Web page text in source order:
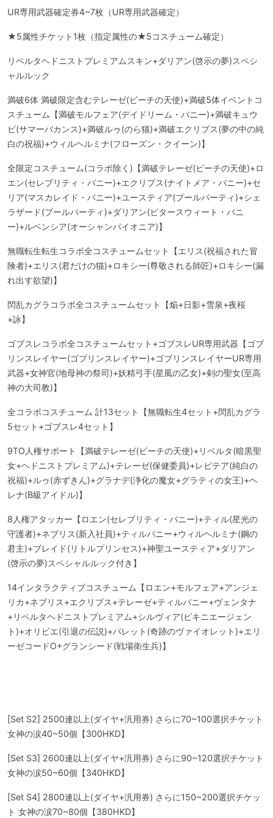
UR専用武器確定券4~7枚（UR専用武器確定）
★5属性チケット1枚（指定属性の★5コスチューム確定）
リベルタヘドニストプレミアムスキン+ダリアン(啓示の夢)スペシ
ャルルック
満破6体 満破限定含むテレーゼ(ビーチの天使)+満破5体イベントコ
スチューム【満破モルフェア(デイドリーム・バニー)+満破キュウ
ビ(サマーバカンス)+満破ルゥ(のら猫)+満破エクリプス(夢の中の純
白の祝福)+ウィルヘルミナ(フローズン・クイーン)】
全限定コスチューム(コラボ除く)【満破テレーゼ(ビーチの天使)+ロ
エン(セレブリティ・バニー)+エクリプス(ナイトメア・バニー)+セ
リア(マスカレイド・バニー)+ユースティア(プールパーティ)+シェ
ラザード(プールパーティ)+ダリアン(ビタースウィート・バニ
ー)+ルベンシア(オーシャンパイオニア)】
無職転生転生コラボ全コスチュームセット【エリス(祝福された冒
険者)+エリス(君だけの猫)+ロキシー(尊敬される師匠)+ロキシー(漏
れ出す欲望)】
閃乱カグラコラボ全コスチュームセット【焔+日影+雪泉+夜桜
+詠】
ゴブスレコラボ全コスチュームセット+ゴブスレUR専用武器【ゴブ
リンスレイヤー(ゴブリンスレイヤー)+ゴブリンスレイヤーUR専用
武器+女神官(地母神の祭司)+妖精弓手(星風の乙女)+剣の聖女(至高
神の大司教)】
全コラボコスチューム 計13セット【無職転生4セット+閃乱カグラ
5セット+ゴブスレ4セット】
9TO人権サポート【満破テレーゼ(ビーチの天使)+リベルタ(暗黒聖
女+ヘドニストプレミアム)+テレーゼ(保健委員)+レピテア(純白の
祝福)+ルゥ(赤ずきん)+グラナデ(浄化の魔女+グラティの女王)+ヘ
レナ(B級アイドル)】
8人権アタッカー【ロエン(セレブリティ・バニー)+ティル(星光の
守護者)+ネブリス(新入社員)+ティルバニー+ウィルヘルミナ(鋼の
君主)+ブレイド(リトルプリンセス)+神聖ユースティア+ダリアン
(啓示の夢)スペシャルルック付き】
14インタラクティブコスチューム【ロエン+モルフェア+アンジェ
リカ+ネブリス+エクリプス+テレーゼ+ティルバニー+ヴェンタナ
+リベルタヘドニストプレミアム+シルヴィア(ビキニエージェン
ト)+オリビエ(引退の伝説)+パレット(奇跡のヴァイオレット)+エリ
ーゼコードO+グランシード(戦場衛生兵)】
[Set S2] 2500連以上(ダイヤ+汎用券) さらに70~100選択チケット
女神の涙40~50個【300HKD】
[Set S3] 2600連以上(ダイヤ+汎用券) さらに90~120選択チケット
女神の涙50~60個【340HKD】
[Set S4] 2800連以上(ダイヤ+汎用券) さらに150~200選択チケッ
ト 女神の涙70~80個【380HKD】